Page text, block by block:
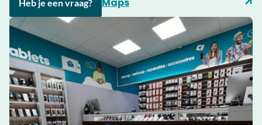
Heb je een vraag?